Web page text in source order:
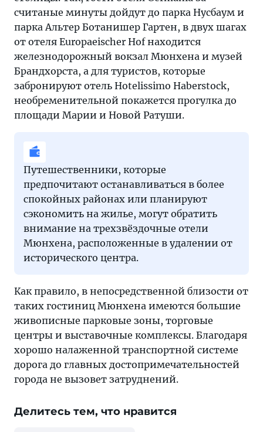
считаные минуты дойдут до парка Нусбаум и
парка Альтер Ботанишер Гартен, в двух шагах
от отеля Europaeischer Hof находится
железнодорожный вокзал Мюнхена и музей
Брандхорста, а для туристов, которые
забронируют отель Hotelissimo Haberstock,
необременительной покажется прогулка до
площади Марии и Новой Ратуши.
Путешественники, которые
предпочитают останавливаться в более
спокойных районах или планируют
сэкономить на жилье, могут обратить
внимание на трехзвёздочные отели
Мюнхена, расположенные в удалении от
исторического центра.
Как правило, в непосредственной близости от
таких гостиниц Мюнхена имеются большие
живописные парковые зоны, торговые
центры и выставочные комплексы. Благодаря
хорошо налаженной транспортной системе
дорога до главных достопримечательностей
города не вызовет затруднений.
Делитесь тем, что нравится